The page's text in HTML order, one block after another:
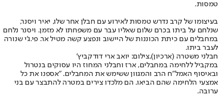
טמסות.
בעיצומו של קרב נדרש טמסות לאירוע עם חבלן אחר שלו, יאיר ויסנר,
שנלחם על ביתו בכרם שלום שאליו עבר עם משפחתו לא מזמן. ויסנר נלחם
במחבלים עם כיתת הכוננות של היישוב ונפצע קשה מטיל אר. פי.ג'י שנורה
לעבר ביתו.
חבלני משטרה (ארכיון),צילום: יואב ארי דודקביץ'
במקביל ללחימה במחבלים, ארז וחבלני המחוז היו עסוקים בנטרול
ובאיסוף האמל"ח הרב והמגוון ששימש את המחבלים. "אספנו את כל
אמצעי הלחימה שהם הביאו. הם מלכדו צירים במטרה להתבצר עם בני
ערובה.